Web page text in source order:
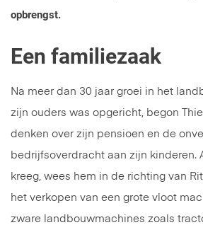
opbrengst.
Een familiezaak
Na meer dan 30 jaar groei in het
zijn ouders was opgericht, begon
denken over zijn pensioen en de
bedrijfsoverdracht aan zijn kinderen.
kreeg, wees hem in de richting van
het verkopen van een grote vloot
zware landbouwmachines zoals